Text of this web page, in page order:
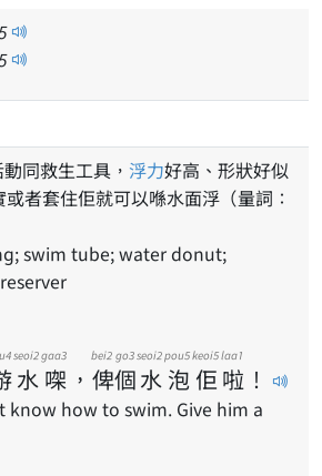
同救生工具， 浮力好高、形狀好似
者套住佢就可以喺水面浮（量詞：
水
seoi2
㗎
gaa3
， 俾
bei2
個
go3
水
seoi2
泡
pou5
佢
keoi5
啦
laa1
！
know how to swim. Give him a